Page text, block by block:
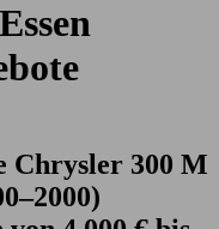
Chrysler 300 M